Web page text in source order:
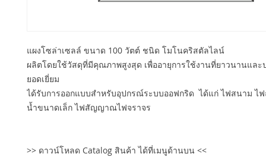
แผงโซล่าเซลล์ ขนาด 100 วัตต์ ชนิด โมโนคริสตัลไลน์
ผลิตโดยใช้วัสดุที่มีคุณภาพสูงสุด เพื่ออายุการใช้งานที่ยาวนานแล
ยอดเยี่ยม
ได้รับการออกแบบสำหรับอุปกรณ์ระบบออฟกริด ได้แก่ ไฟสนาม ไ
น้ำขนาดเล็ก ไฟสัญญาณไฟจราจร
>> ดาวน์โหลด Catalog สินค้า ได้ที่เมนูด้านบน <<